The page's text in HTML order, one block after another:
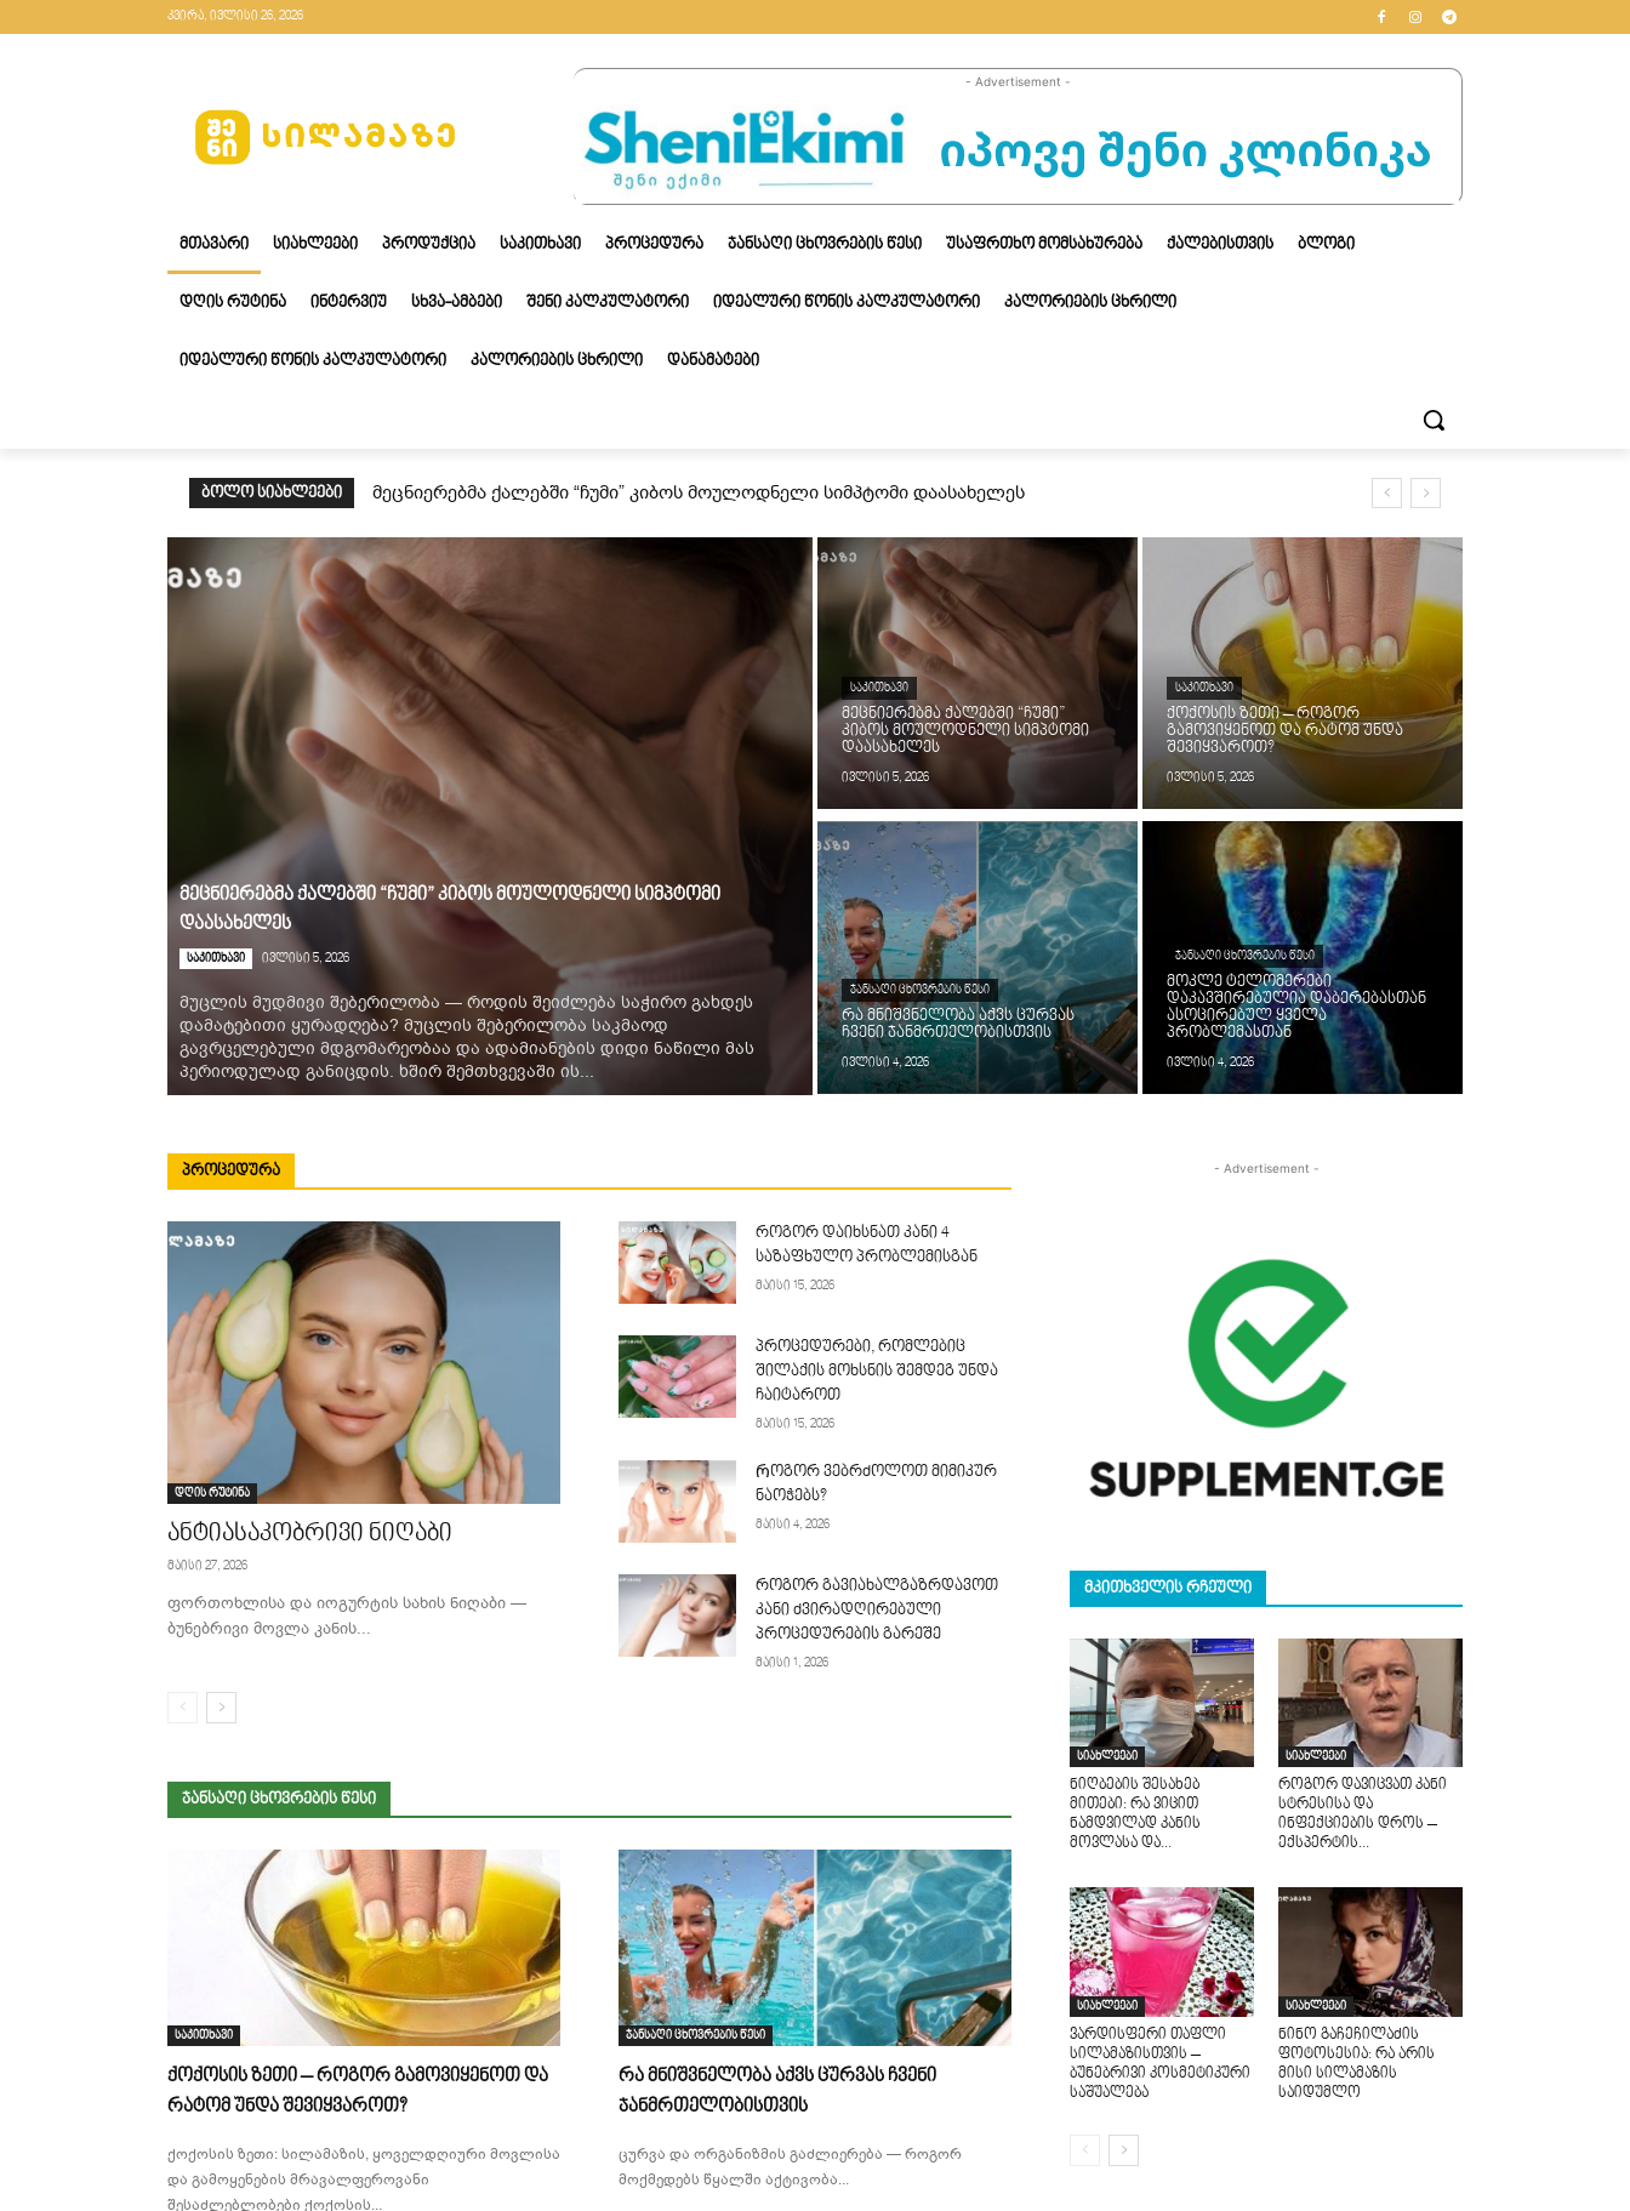
კვირა, ივლისი 26, 2026
- Advertisement -
ᲛᲗᲐᲕᲐᲠᲘ ᲡᲘᲐᲮᲚᲔᲔᲑᲘ ᲞᲠᲝᲓᲣᲥᲪᲘᲐ ᲡᲐᲙᲘᲗᲮᲐᲕᲘ ᲞᲠᲝᲪᲔᲓᲣᲠᲐ ᲯᲐᲜᲡᲐᲦᲘ ᲪᲮᲝᲕᲠᲔᲑᲘᲡ ᲬᲔᲡᲘ ᲣᲡᲐᲤᲠᲗᲮᲝ ᲛᲝᲛᲡᲐᲮᲣᲠᲔᲑᲐ ᲥᲐᲚᲔᲑᲘᲡᲗᲕᲘᲡ ᲑᲚᲝᲒᲘ
ᲓᲦᲘᲡ ᲠᲣᲢᲘᲜᲐ ᲘᲜᲢᲔᲠᲕᲘᲣ ᲡᲮᲕᲐ-ᲐᲛᲑᲔᲑᲘ ᲨᲔᲜᲘ ᲙᲐᲚᲙᲣᲚᲐᲢᲝᲠᲘ ᲘᲓᲔᲐᲚᲣᲠᲘ ᲬᲝᲜᲘᲡ ᲙᲐᲚᲙᲣᲚᲐᲢᲝᲠᲘ ᲙᲐᲚᲝᲠᲘᲔᲑᲘᲡ ᲪᲮᲠᲘᲚᲘ
ᲘᲓᲔᲐᲚᲣᲠᲘ ᲬᲝᲜᲘᲡ ᲙᲐᲚᲙᲣᲚᲐᲢᲝᲠᲘ ᲙᲐᲚᲝᲠᲘᲔᲑᲘᲡ ᲪᲮᲠᲘᲚᲘ ᲓᲐᲜᲐᲛᲐᲢᲔᲑᲘ
ᲑᲝᲚᲝ ᲡᲘᲐᲮᲚᲔᲔᲑᲘ მეცნიერებმა ქალებში “ჩუმი” კიბოს მოულოდნელი სიმპტომი დაასახელეს
მეცნიერებმა ქალებში “ჩუმი” კიბოს მოულოდნელი სიმპტომი
დაასახელეს
საკითხავი ივლისი 5, 2026
მუცლის მუდმივი შებერილობა — როდის შეიძლება საჭირო გახდეს
დამატებითი ყურადღება? მუცლის შებერილობა საკმაოდ
გავრცელებული მდგომარეობაა და ადამიანების დიდი ნაწილი მას
პერიოდულად განიცდის. ხშირ შემთხვევაში ის...
ᲡᲐᲙᲘᲗᲮᲐᲕᲘ
მეცნიერებმა ქალებში “ჩუმი”
კიბოს მოულოდნელი სიმპტომი
დაასახელეს
ივლისი 5, 2026
ᲡᲐᲙᲘᲗᲮᲐᲕᲘ
ქოქოსის ზეთი – როგორ
გამოვიყენოთ და რატომ უნდა
შევიყვაროთ?
ივლისი 5, 2026
ᲯᲐᲜᲡᲐᲦᲘ ᲪᲮᲝᲕᲠᲔᲑᲘᲡ ᲬᲔᲡᲘ
რა მნიშვნელობა აქვს ცურვას
ჩვენი ჯანმრთელობისთვის
ივლისი 4, 2026
ᲯᲐᲜᲡᲐᲦᲘ ᲪᲮᲝᲕᲠᲔᲑᲘᲡ ᲬᲔᲡᲘ
მოკლე ტელომერები
დაკავშირებულია დაბერებასთან
ასოცირებულ ყველა
პრობლემასთან
ივლისი 4, 2026
ᲞᲠᲝᲪᲔᲓᲣᲠᲐ
დღის რუტინა
ანტიასაკობრივი ნიღაბი
მაისი 27, 2026
ფორთოხლისა და იოგურტის სახის ნიღაბი —
ბუნებრივი მოვლა კანის...
როგორ დაიხსნათ კანი 4
საზაფხულო პრობლემისგან
მაისი 15, 2026
პროცედურები, რომლებიც
შილაქის მოხსნის შემდეგ უნდა
ჩაიტაროთ
მაისი 15, 2026
Როგორ ვებრძოლოთ მიმიკურ
ნაოჭებს?
მაისი 4, 2026
როგორ გავიახალგაზრდავოთ
კანი ძვირადღირებული
პროცედურების გარეშე
მაისი 1, 2026
ᲯᲐᲜᲡᲐᲦᲘ ᲪᲮᲝᲕᲠᲔᲑᲘᲡ ᲬᲔᲡᲘ
საკითხავი
ქოქოსის ზეთი – როგორ გამოვიყენოთ და
რატომ უნდა შევიყვაროთ?
ქოქოსის ზეთი: სილამაზის, ყოველდღიური მოვლისა
და გამოყენების მრავალფეროვანი
შესაძლებლობები ქოქოსის...
ჯანსაღი ცხოვრების წესი
რა მნიშვნელობა აქვს ცურვას ჩვენი
ჯანმრთელობისთვის
ცურვა და ორგანიზმის გაძლიერება — როგორ
მოქმედებს წყალში აქტივობა...
- Advertisement -
ᲛᲙᲘᲗᲮᲕᲔᲚᲘᲡ ᲠᲩᲔᲣᲚᲘ
სიახლეები
ნიღბების შესახებ
მითები: რა ვიცით
ნამდვილად კანის
მოვლასა და...
სიახლეები
როგორ დავიცვათ კანი
სტრესისა და
ინფექციების დროს –
ექსპერტის...
სიახლეები
ვარდისფერი თაფლი
სილამაზისთვის –
ბუნებრივი კოსმეტიკური
საშუალება
სიახლეები
ნინო გაჩეჩილაძის
ფოტოსესია: რა არის
მისი სილამაზის
საიდუმლო